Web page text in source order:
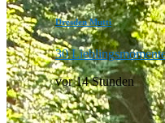
Dresden Mutti
30
vor 14 Stunden